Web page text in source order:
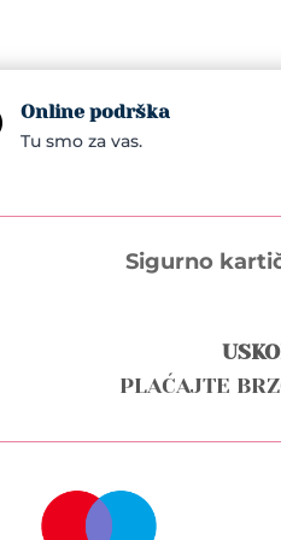
Online podrška
Tu smo za vas.
Sigurno
PLAĆAJTE